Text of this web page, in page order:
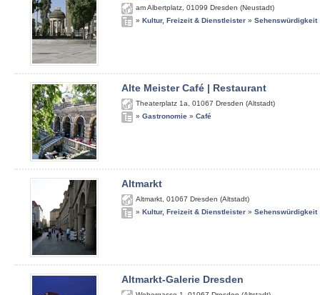
am Albertplatz 01099 Dresden (Neustadt)
» Kultur, Freizeit & Dienstleister » Sehenswürdigkeit
Alte Meister Café | Restaurant
Theaterplatz 1a 01067 Dresden (Altstadt)
» Gastronomie » Café
Altmarkt
Altmarkt 01067 Dresden (Altstadt)
» Kultur, Freizeit & Dienstleister » Sehenswürdigkeit
Altmarkt-Galerie Dresden